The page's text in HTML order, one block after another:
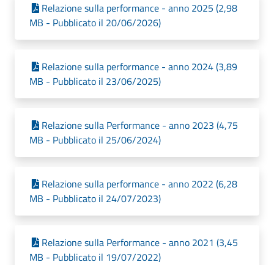
Relazione sulla performance - anno 2025 (2,98
MB - Pubblicato il 20/06/2026)
Relazione sulla performance - anno 2024 (3,89
MB - Pubblicato il 23/06/2025)
Relazione sulla Performance - anno 2023 (4,75
MB - Pubblicato il 25/06/2024)
Relazione sulla performance - anno 2022 (6,28
MB - Pubblicato il 24/07/2023)
Relazione sulla Performance - anno 2021 (3,45
MB - Pubblicato il 19/07/2022)